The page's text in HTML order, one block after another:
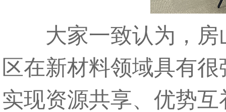
大家一致认为，房
区在新材料领域具有
实现资源共享、优势